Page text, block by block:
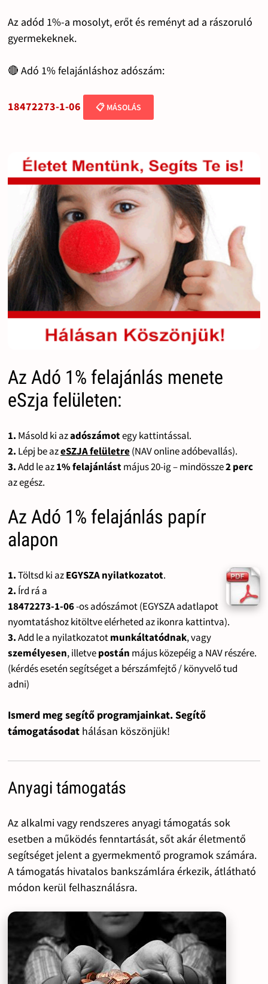
Az adód 1%-a mosolyt, erőt és reményt ad a rászoruló
gyermekeknek.
🔴 Adó 1% felajánláshoz adószám:
18472273-1-06 📋 MÁSOLÁS
Az Adó 1% felajánlás menete
eSzja felületen:
1. Másold ki azadószámotegy kattintással.
2. Lépj be azeSZJA felületre(NAV online adóbevallás).
3.Add le az1% felajánlástmájus 20-ig – mindössze2 perc
az egész.
Az Adó 1% felajánlás papír
alapon
1.Töltsd ki azEGYSZA nyilatkozatot.
2. Írd rá a
18472273-1-06-os adószámot (EGYSZA adatlapot
nyomtatáshoz kitöltve elérheted az ikonra kattintva).
3.Add le a nyilatkozatotmunkáltatódnak, vagy
személyesen, illetvepostán május közepéig a NAV részére.
(kérdés esetén segítséget a bérszámfejtő / könyvelő tud
adni)
Ismerd meg segítő programjainkat. Segítő
támogatásodat hálásan köszönjük!
Anyagi támogatás
Az alkalmi vagy rendszeres anyagi támogatás sok
esetben a működés fenntartását, sőt akár életmentő
segítséget jelent a gyermekmentő programok számára.
A támogatás hivatalos bankszámlára érkezik, átlátható
módon kerül felhasználásra.